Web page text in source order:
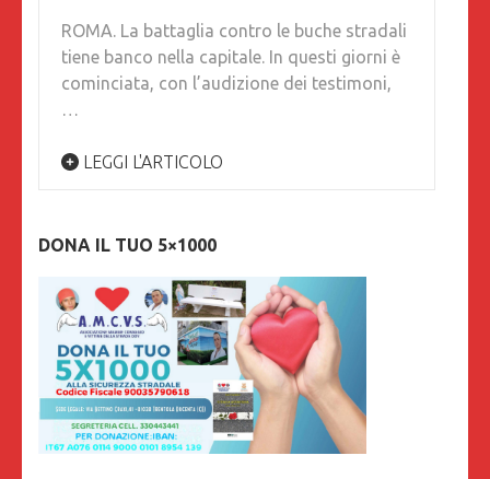
ROMA. La battaglia contro le buche stradali
tiene banco nella capitale. In questi giorni è
cominciata, con l’audizione dei testimoni,
…
LEGGI L'ARTICOLO
DONA IL TUO 5×1000